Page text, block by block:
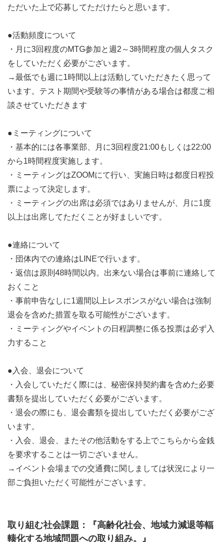
・日本企業 （大手新聞社、大手介護サービス運営会社
他）
・国内の子どもを対象とした支援団体 （療育施設、フ
リースクール、難病支援ケア等）
・海外の支援団体 （貧困、シングルマザー、ストリー
【海外事業のプロジェクト例】
あるプロジェクトではタンザニア中心として支援を受け
ストリートチルドレンの子ども達や国内の福祉施設通う
及び「癒される場所」や「自分が認められる場所」を創
具体的には子ども達に絵画を通じた療養の機会、居場所
を創り、
その絵画による収益をアフリカの現地法人Umoja na
Upendo Community Centerに送ることで
教育を受ける機会と職業訓練の機会を、そして家族にス
モールビジネスを始める機会を
協働して創出しています。
A〜Dのプロジェクトを通して、子どもとその家庭を一
ただいた上で応募してただけたらと思います。
●活動頻度について
・月に3回程度のMTG参加と週2～3時間程度の個人タスク
をしていただく必要がございます。
→最低でも週に1時間以上は活動していただきたく思って
います。テスト期間や受験等の事情がある場合は都度ご相
談させていただきます
●ミーティングについて
・基本的には各事業部、月に3回程度21:00もしくは22:00
から1時間程度実施します。
・ミーティングはZOOMにて行い、実施日時は都度日程投
票によって決定します。
・ミーティングの出席は必須ではありませんが、月に1度
以上は出席してただくことが好ましいです。
●連絡について
・団体内での連絡はLINEで行います。
・返信は原則48時間以内。出来ない場合は事前に連絡して
おくこと
・事前申告なしに1週間以上レスポンスがない場合は強制
退会を含めた措置を取る可能性がございます。
・ミーティングやイベントの日程調整に係る投票は必ず入
力すること
●入会、退会について
・入会していただく際には、秘密保持契約書を含めた必要
書類を提出していただく必要がございます。
・退会の際にも、退会書類を提出していただく必要がござ
います。
・入会、退会、またその他活動をする上でこちらから金銭
を要求することは一切ございません。
→イベント会場までの交通費に関しましては状況により一
部ご負担いただく可能性がございます。
取り組む社会課題：『高齢化社会、地域力減退等輻
輳化する地域問題への取り組み。』